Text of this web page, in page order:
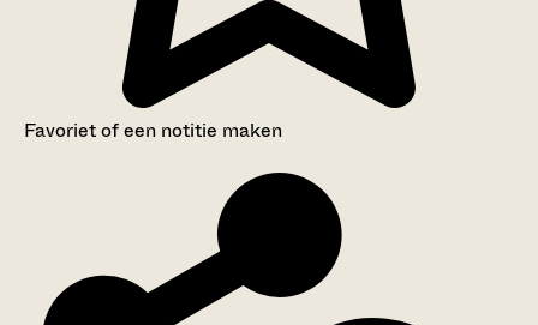
Favoriet of een notitie maken